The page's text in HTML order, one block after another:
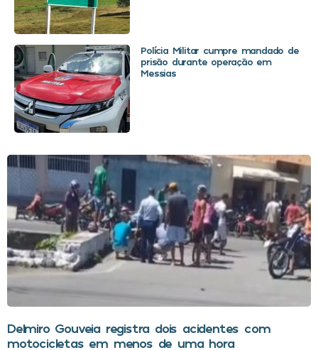
Polícia Militar cumpre mandado de
prisão durante operação em
Messias
Delmiro Gouveia registra dois acidentes com
motocicletas em menos de uma hora